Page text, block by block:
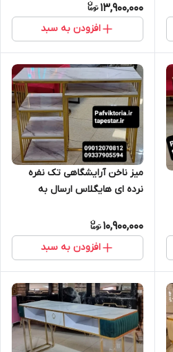
حضوری
13,900,000
افزودن به سبد
میز ناخن آرایشگاهی تک نفره
نرده ای هایگلاس ارسال به
10,900,000
افزودن به سبد